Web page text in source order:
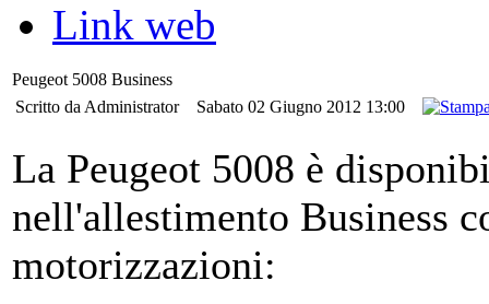
Link web
Peugeot 5008 Business
Scritto da Administrator
Sabato 02 Giugno 2012 13:00
La Peugeot 5008 è
nell'allestimento Business
motorizzazioni: